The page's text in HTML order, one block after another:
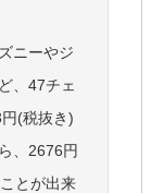
ニーやジ
、47チェ
(税抜き)
、2676円
とが出来